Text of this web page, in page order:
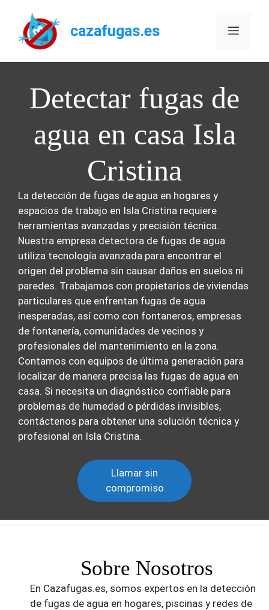
contenido
cazafugas.es Menú
Detectar fugas de
agua en casa Isla
Cristina
La detección de fugas de agua en hogares y
espacios de trabajo en Isla Cristina requiere
herramientas avanzadas y precisión técnica.
Nuestra empresa detectora de fugas de agua
utiliza tecnología avanzada para encontrar el
origen del problema sin causar daños en suelos ni
paredes. Trabajamos con propietarios de viviendas
particulares que enfrentan fugas de agua
inesperadas, así como con fontaneros, empresas
de fontanería, comunidades de vecinos y
profesionales del mantenimiento en la zona.
Contamos con equipos de última generación para
localizar de manera precisa las fugas de agua en
casa. Si necesita un diagnóstico confiable para
problemas de humedad o pérdidas invisibles,
contáctenos para obtener una solución técnica y
profesional en Isla Cristina.
Llamar sin
compromiso
Sobre Nosotros
En Cazafugas.es, somos expertos en la detección
de fugas de agua en hogares, piscinas y redes de